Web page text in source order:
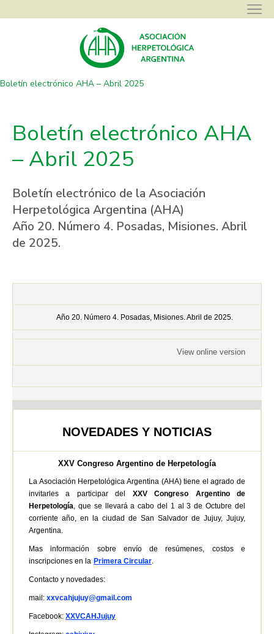
Asociación Herpetológica Argentina
Boletín electrónico AHA – Abril 2025
Boletín electrónico AHA
– Abril 2025
Boletín electrónico de la Asociación
Herpetológica Argentina (AHA)
Año 20. Número 4. Posadas, Misiones. Abril
de 2025.
Año 20. Número 4. Posadas, Misiones. Abril de 2025.
View online version
NOVEDADES Y NOTICIAS
XXV Congreso Argentino de Herpetología
La Asociación Herpetológica Argentina (AHA) tiene el agrado de
invitarles a participar del XXV Congreso Argentino de
Herpetología, que se llevará a cabo del 1 al 3 de Octubre del
corriente año, en la ciudad de San Salvador de Jujuy, Jujuy,
Argentina.
Mas información sobre envío de resúmenes, costos e
inscripciones en la Primera Circular.
Contacto y novedades:
mail: xxvcahjujuy@gmail.com
Facebook: XXVCAHJujuy